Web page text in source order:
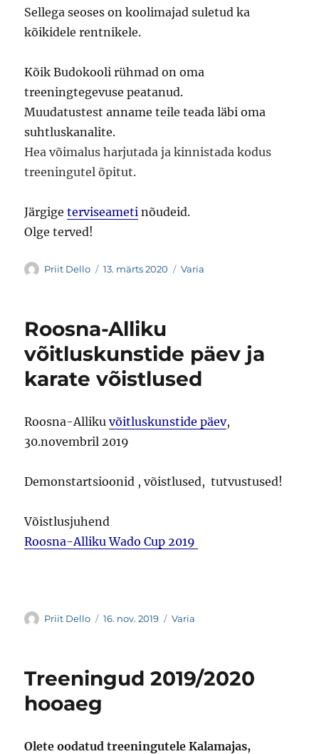
Sellega seoses on koolimajad suletud ka
kõikidele rentnikele.
Kõik Budokooli rühmad on oma
treeningtegevuse peatanud.
Muudatustest anname teile teada läbi oma
suhtluskanalite.
Hea võimalus harjutada ja kinnistada kodus
treeningutel õpitut.
Järgigeterviseameti nõudeid.
Olge terved!
Autor
Priit Dello Postitatud
13. märts 2020 Rubriigid
Varia
Roosna-Alliku
võitluskunstide päev ja
karate võistlused
Roosna-Allikuvõitluskunstide päev,
30.novembril 2019
Demonstartsioonid , võistlused, tutvustused!
Võistlusjuhend
Roosna-Alliku Wado Cup 2019
Autor
Priit Dello Postitatud
16. nov. 2019 Rubriigid
Varia
Treeningud 2019/2020
hooaeg
Olete oodatud treeningutele Kalamajas,